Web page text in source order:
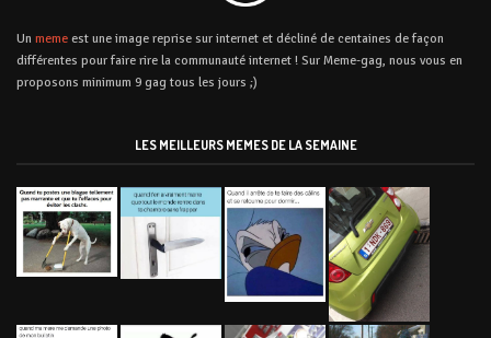
Un meme est une image reprise sur internet et décliné de centaines de façon
différentes pour faire rire la communauté internet ! Sur Meme-gag, nous vous en
proposons minimum 9 gag tous les jours ;)
LES MEILLEURS MEMES DE LA SEMAINE